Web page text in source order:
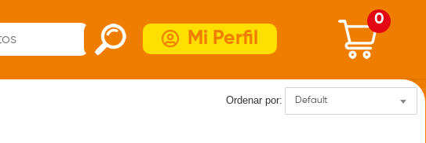
0
Mi Perfil
Ordenar por: Default